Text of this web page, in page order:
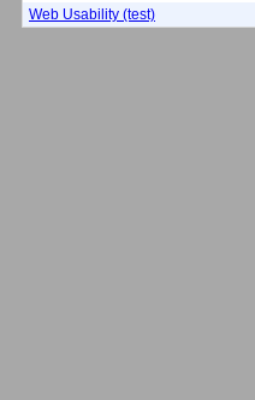
Web Usability (test)